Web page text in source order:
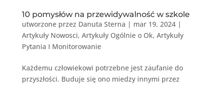
10 pomysłów na przewidywalność w szkole
utworzone przez Danuta Sterna | mar 19, 2024|
Artykuły Nowosci, Artykuły Ogólnie o Ok, Artykuły
Pytania I Monitorowanie
Każdemu człowiekowi potrzebne jest zaufanie do
przyszłości. Buduje się ono miedzy innymi przez